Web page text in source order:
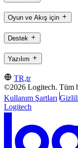
Oyun ve Akış için
Destek
Yazılım
TR,tr
©2026 Logitech. Tüm
Kullanım Şartları
Logitech